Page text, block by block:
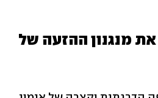
את מנגנון ההזעה של